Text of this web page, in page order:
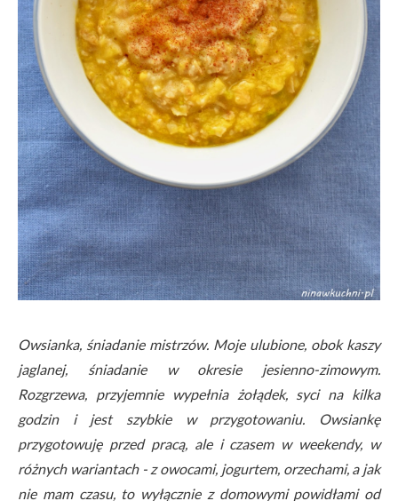
Owsianka, śniadanie mistrzów. Moje ulubione, obok kaszy
jaglanej, śniadanie w okresie jesienno-zimowym.
Rozgrzewa, przyjemnie wypełnia żołądek, syci na kilka
godzin i jest szybkie w przygotowaniu. Owsiankę
przygotowuję przed pracą, ale i czasem w weekendy, w
różnych wariantach - z owocami, jogurtem, orzechami, a jak
nie mam czasu, to wyłącznie z domowymi powidłami od